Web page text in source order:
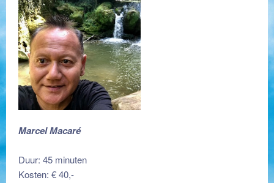
Marcel Macaré
Duur: 45 minuten
Kosten: € 40,-